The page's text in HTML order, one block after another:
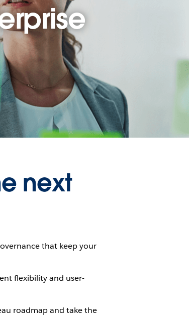
next
that keep your
flexibility and user-
roadmap and take the